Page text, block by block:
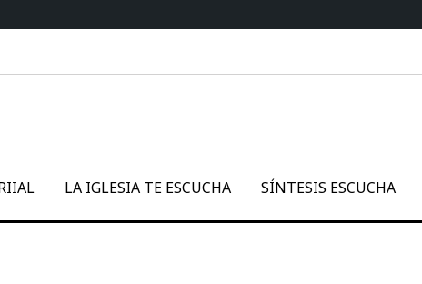
LA IGLESIA TE ESCUCHA SÍNTESIS ESCUCHA